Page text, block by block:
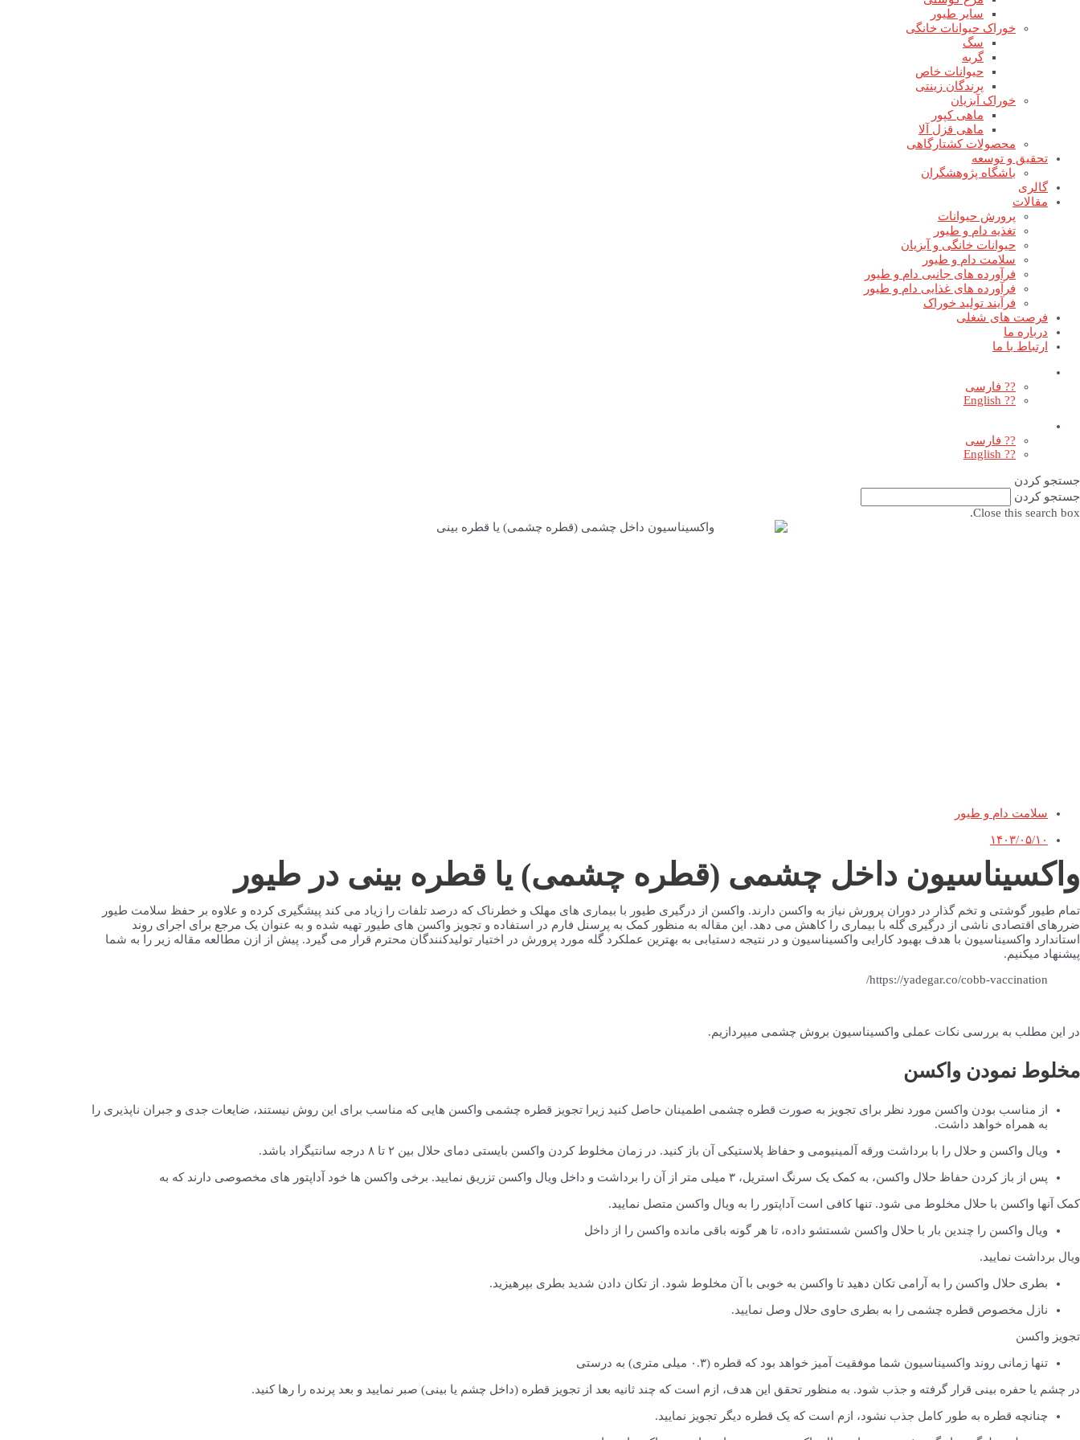
سایر طیور
خوراک حیوانات خانگی
سگ
گربه
حیوانات خاص
پرندگان زینتی
خوراک آبزیان
ماهی کپور
ماهی قزل آلا
محصولات کشتارگاهی
تحقیق و توسعه
باشگاه پژوهشگران
گالری
مقالات
پرورش حیوانات
تغذیه دام و طیور
حیوانات خانگی و آبزیان
سلامت دام و طیور
فرآورده های جانبی دام و طیور
فرآورده های غذایی دام و طیور
فرآیند تولید خوراک
فرصت های شغلی
درباره ما
ارتباط با ما
?? فارسی
?? English
?? فارسی
?? English
جستجو کردن
جستجو کردن
Close this search box.
سلامت دام و طیور
۱۴۰۳/۰۵/۱۰
واکسیناسیون داخل چشمی (قطره چشمی) یا قطره بینی در طیور
تمام طیور گوشتی و تخم گذار در دوران پرورش نیاز به واکسن دارند. واکسن از درگیری طیور با بیماری های مهلک و خطرناک که درصد تلفات را زیاد می کند پیشگیری کرده و علاوه بر حفظ سلامت طیور
ضررهای اقتصادی ناشی از درگیری گله با بیماری را کاهش می دهد. این مقاله به منظور کمک به پرسنل فارم در استفاده و تجویز واکسن های طیور تهیه شده و به عنوان یک مرجع برای اجرای روند
استاندارد واکسیناسیون با هدف بهبود کارایی واکسیناسیون و در نتیجه دستیابی به بهترین عملکرد گله مورد پرورش در اختیار تولیدکنندگان محترم قرار می گیرد. پیش از ازن مطالعه مقاله زیر را به شما
پیشنهاد میکنیم.
https://yadegar.co/cobb-vaccination/
در این مطلب به بررسی نکات عملی واکسیناسیون بروش چشمی میپردازیم.
مخلوط نمودن واکسن
از مناسب بودن واکسن مورد نظر برای تجویز به صورت قطره چشمی اطمینان حاصل کنید زیرا تجویز قطره چشمی واکسن هایی که مناسب برای این روش نیستند، ضایعات جدی و جبران ناپذیری را
به همراه خواهد داشت.
ویال واکسن و حلال را با برداشت ورقه آلمینیومی و حفاظ پلاستیکی آن باز کنید. در زمان مخلوط کردن واکسن بایستی دمای حلال بین ٢ تا ٨ درجه سانتیگراد باشد.
پس از باز کردن حفاظ حلال واکسن، به کمک یک سرنگ استریل، ٣ میلی متر از آن را برداشت و داخل ویال واکسن تزریق نمایید. برخی واکسن ها خود آداپتور های مخصوصی دارند که به
کمک آنها واکسن با حلال مخلوط می شود. تنها کافی است آداپتور را به ویال واکسن متصل نمایید.
ویال واکسن را چندین بار با حلال واکسن شستشو داده، تا هر گونه باقی مانده واکسن را از داخل
ویال برداشت نمایید.
بطری حلال واکسن را به آرامی تکان دهید تا واکسن به خوبی با آن مخلوط شود. از تکان دادن شدید بطری بپرهیزید.
نازل مخصوص قطره چشمی را به بطری حاوی حلال وصل نمایید.
تجویز واکسن
تنها زمانی روند واکسیناسیون شما موفقیت آمیز خواهد بود که قطره (۰.۳ میلی متری) به درستی
در چشم یا حفره بینی قرار گرفته و جذب شود. به منظور تحقق این هدف، ازم است که چند ثانیه بعد از تجویز قطره (داخل چشم یا بینی) صبر نمایید و بعد پرنده را رها کنید.
چنانچه قطره به طور کامل جذب نشود، ازم است که یک قطره دیگر تجویز نمایید.